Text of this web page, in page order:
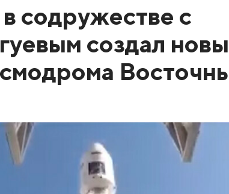
содружестве с
создал